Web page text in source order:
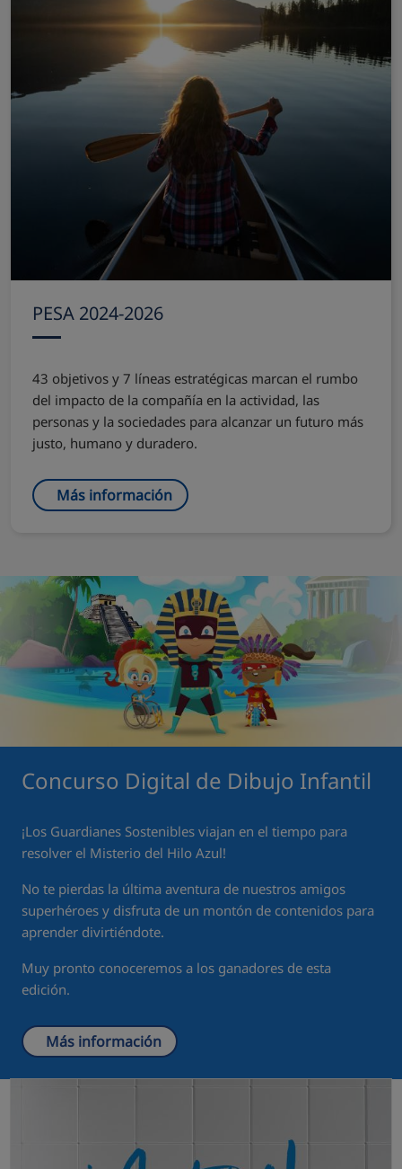
PESA 2024-2026
43 objetivos y 7 líneas estratégicas marcan el rumbo
del impacto de la compañía en la actividad, las
personas y la sociedades para alcanzar un futuro más
justo, humano y duradero.
Más información
Concurso Digital de Dibujo Infantil
¡Los Guardianes Sostenibles viajan en el tiempo para
resolver el Misterio del Hilo Azul!
No te pierdas la última aventura de nuestros amigos
superhéroes y disfruta de un montón de contenidos para
aprender divirtiéndote.
Muy pronto conoceremos a los ganadores de esta
edición.
Más información